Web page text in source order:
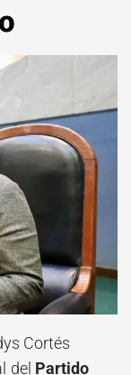
Cortés
del Partido